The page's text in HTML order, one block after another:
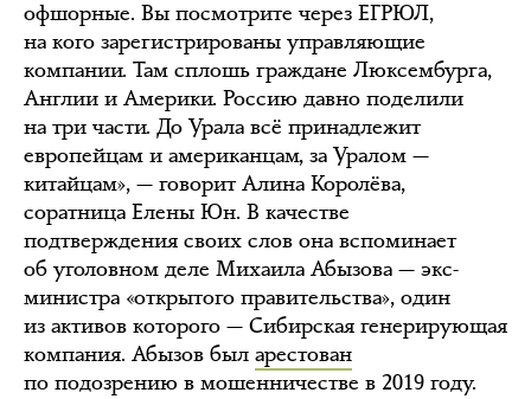
офшорные. Вы посмотрите через ЕГРЮЛ,
на кого зарегистрированы управляющие
компании. Там сплошь граждане Люксембурга,
Англии и Америки. Россию давно поделили
на три части. До Урала всё принадлежит
европейцам и американцам, за Уралом —
китайцам», — говорит Алина Королёва,
соратница Елены Юн. В качестве
подтверждения своих слов она вспоминает
об уголовном деле Михаила Абызова — экс-
министра «открытого правительства», один
из активов которого — Сибирская генерирующая
компания. Абызов был арестован
по подозрению в мошенничестве в 2019 году.